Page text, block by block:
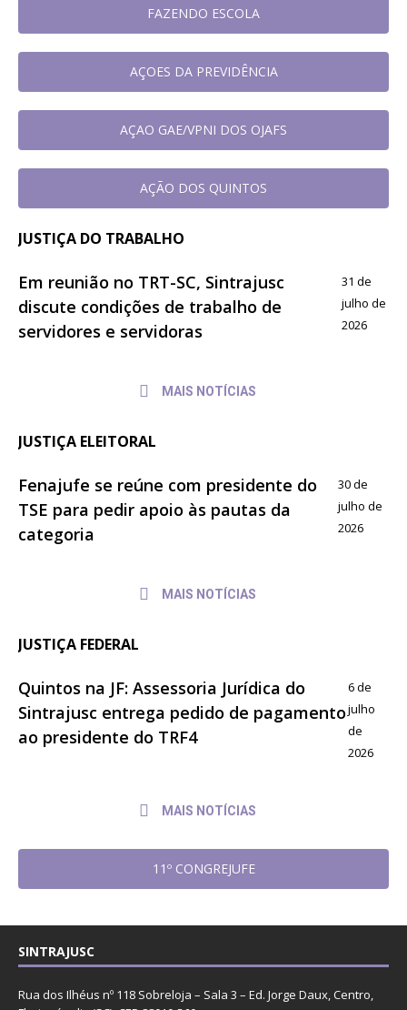
FAZENDO ESCOLA
AÇOES DA PREVIDÊNCIA
AÇAO GAE/VPNI DOS OJAFS
AÇÃO DOS QUINTOS
JUSTIÇA DO TRABALHO
Em reunião no TRT-SC, Sintrajusc
discute condições de trabalho de
servidores e servidoras
31 de
julho de
2026
MAIS NOTÍCIAS
JUSTIÇA ELEITORAL
Fenajufe se reúne com presidente do
TSE para pedir apoio às pautas da
categoria
30 de
julho de
2026
MAIS NOTÍCIAS
JUSTIÇA FEDERAL
Quintos na JF: Assessoria Jurídica do
Sintrajusc entrega pedido de pagamento
ao presidente do TRF4
6 de
julho
de
2026
MAIS NOTÍCIAS
11º CONGREJUFE
SINTRAJUSC
Rua dos Ilhéus nº 118 Sobreloja – Sala 3 – Ed. Jorge Daux, Centro,